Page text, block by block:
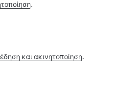
.
και ακινητοποίηση.